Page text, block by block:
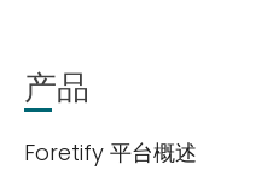
产品
Foretify 平台概述